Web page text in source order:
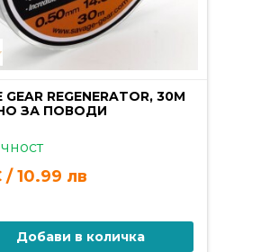
GEAR REGENERATOR, 30M
ЗА ПОВОДИ
/ 10.99 лв
Добави в количка